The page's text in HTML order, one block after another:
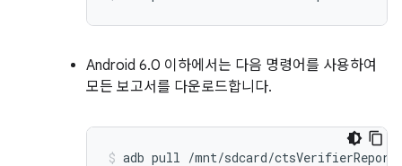
Android 6.0 이하에서는 다음 명령어를 사용하여
모든 보고서를 다운로드합니다.